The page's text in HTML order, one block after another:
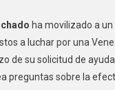
ha movilizado a
a luchar por una
de su solicitud de
preguntas sobre la